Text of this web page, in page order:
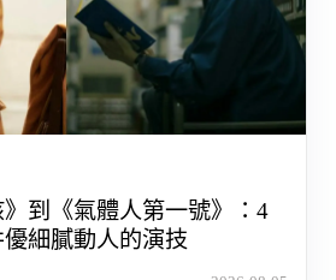
到《氣體人第一號》：4
細膩動人的演技